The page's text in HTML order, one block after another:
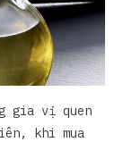
gia vị quen
khi mua